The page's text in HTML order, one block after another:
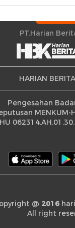
Petani
PT.Harian
HARIAN
Pengesahan
MENKUM-
@ 2016
All right